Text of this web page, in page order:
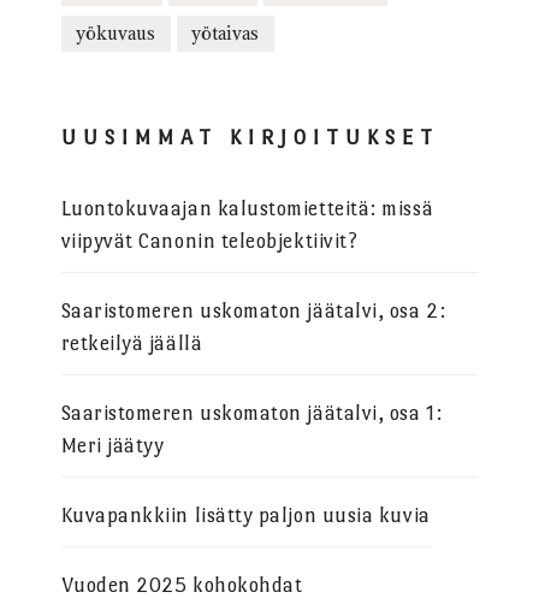
yökuvaus yötaivas
UUSIMMAT KIRJOITUKSET
Luontokuvaajan kalustomietteitä: missä
viipyvät Canonin teleobjektiivit?
Saaristomeren uskomaton jäätalvi, osa 2:
retkeilyä jäällä
Saaristomeren uskomaton jäätalvi, osa 1:
Meri jäätyy
Kuvapankkiin lisätty paljon uusia kuvia
Vuoden 2025 kohokohdat